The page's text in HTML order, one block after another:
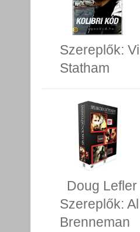
Szereplők:
Statham
Doug Lefler
Szereplők:
Brenneman